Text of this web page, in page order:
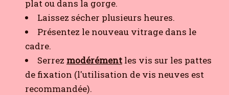
plat ou dans la gorge.
Laissez sécher plusieurs heures.
Présentez le nouveau vitrage dans le
cadre.
Serrez modérément les vis sur les pattes
de fixation (l'utilisation de vis neuves est
recommandée).